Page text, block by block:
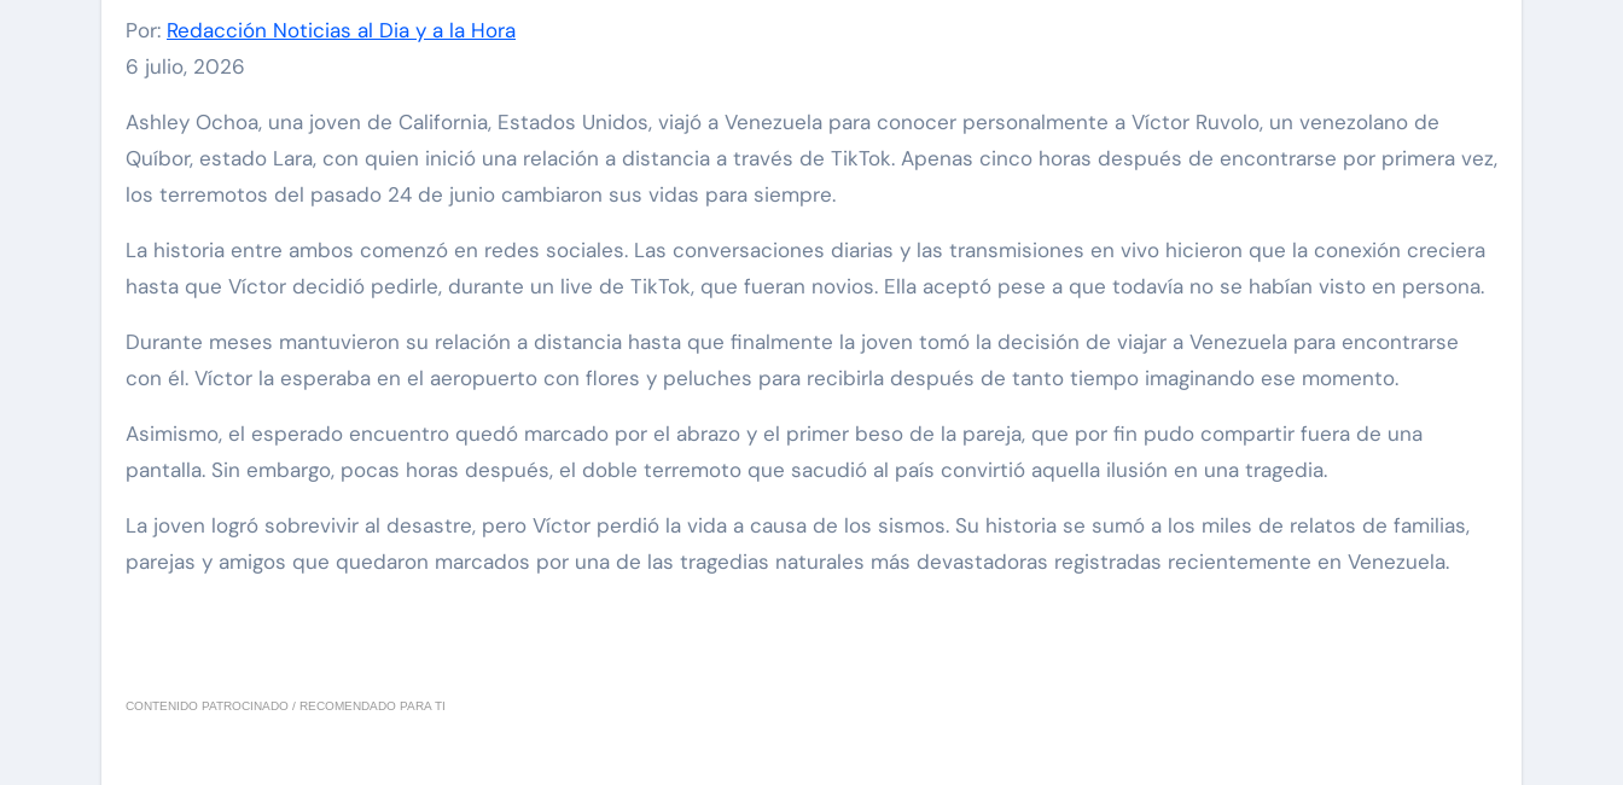
Por: Redacción Noticias al Dia y a la Hora
6 julio, 2026
Ashley Ochoa, una joven de California, Estados Unidos, viajó a Venezuela para conocer personalmente a Víctor Ruvolo, un venezolano de
Quíbor, estado Lara, con quien inició una relación a distancia a través de TikTok. Apenas cinco horas después de encontrarse por primera vez,
los terremotos del pasado 24 de junio cambiaron sus vidas para siempre.
La historia entre ambos comenzó en redes sociales. Las conversaciones diarias y las transmisiones en vivo hicieron que la conexión creciera
hasta que Víctor decidió pedirle, durante un live de TikTok, que fueran novios. Ella aceptó pese a que todavía no se habían visto en persona.
Durante meses mantuvieron su relación a distancia hasta que finalmente la joven tomó la decisión de viajar a Venezuela para encontrarse
con él. Víctor la esperaba en el aeropuerto con flores y peluches para recibirla después de tanto tiempo imaginando ese momento.
Asimismo, el esperado encuentro quedó marcado por el abrazo y el primer beso de la pareja, que por fin pudo compartir fuera de una
pantalla. Sin embargo, pocas horas después, el doble terremoto que sacudió al país convirtió aquella ilusión en una tragedia.
La joven logró sobrevivir al desastre, pero Víctor perdió la vida a causa de los sismos. Su historia se sumó a los miles de relatos de familias,
parejas y amigos que quedaron marcados por una de las tragedias naturales más devastadoras registradas recientemente en Venezuela.
CONTENIDO PATROCINADO / RECOMENDADO PARA TI